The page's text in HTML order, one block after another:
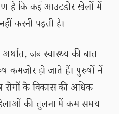
है कि कई आउटडोर खेलों में
करनी पड़ती है।
जब स्वास्थ्य की बात
कमजोर हो जाते हैं। पुरुषों में
के विकास की अधिक
की तुलना में कम समय